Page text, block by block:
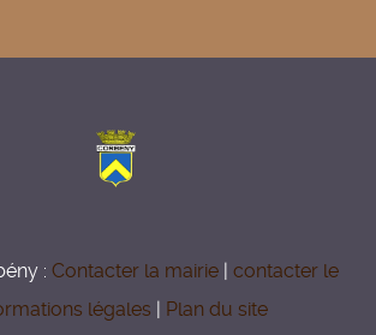
: Contacter la mairie | contacter le
légales | Plan du site